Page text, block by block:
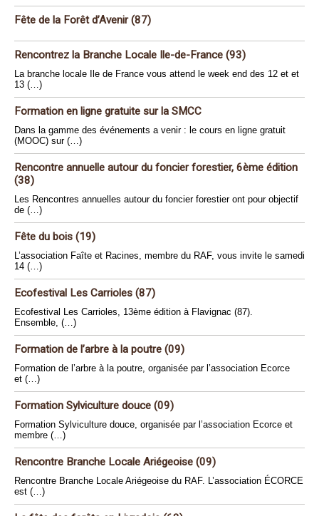
Fête de la Forêt d’Avenir (87)
Rencontrez la Branche Locale Ile-de-France (93)
La branche locale Ile de France vous attend le week end des 12 et et
13 (…)
Formation en ligne gratuite sur la SMCC
Dans la gamme des événements a venir : le cours en ligne gratuit
(MOOC) sur (…)
Rencontre annuelle autour du foncier forestier, 6ème édition
(38)
Les Rencontres annuelles autour du foncier forestier ont pour objectif
de (…)
Fête du bois (19)
L’association Faîte et Racines, membre du RAF, vous invite le samedi
14 (…)
Ecofestival Les Carrioles (87)
Ecofestival Les Carrioles, 13ème édition à Flavignac (87).
Ensemble, (…)
Formation de l’arbre à la poutre (09)
Formation de l’arbre à la poutre, organisée par l’association Ecorce
et (…)
Formation Sylviculture douce (09)
Formation Sylviculture douce, organisée par l’association Ecorce et
membre (…)
Rencontre Branche Locale Ariégeoise (09)
Rencontre Branche Locale Ariégeoise du RAF. L’association ÉCORCE
est (…)